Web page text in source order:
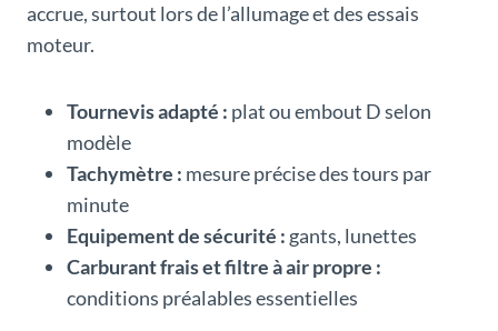
accrue, surtout lors de l’allumage et des essais
moteur.
Tournevis adapté : plat ou embout D selon
modèle
Tachymètre : mesure précise des tours par
minute
Equipement de sécurité : gants, lunettes
Carburant frais et filtre à air propre :
conditions préalables essentielles